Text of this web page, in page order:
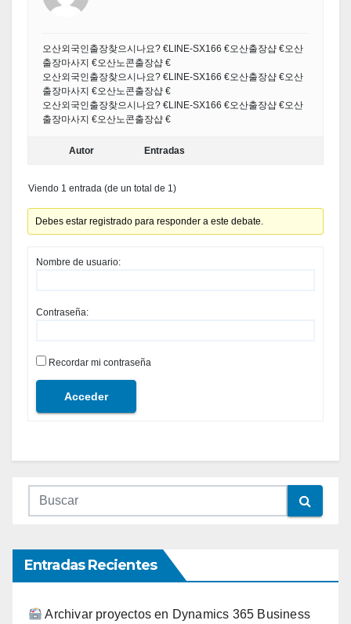
오산외국인출장찾으시나요? €LINE-SX166 €오산출장샵 €오산
출장마사지 €오산노콘출장샵 €
오산외국인출장찾으시나요? €LINE-SX166 €오산출장샵 €오산
출장마사지 €오산노콘출장샵 €
오산외국인출장찾으시나요? €LINE-SX166 €오산출장샵 €오산
출장마사지 €오산노콘출장샵 €
Autor Entradas
Viendo 1 entrada (de un total de 1)
Debes estar registrado para responder a este debate.
Nombre de usuario:
Contraseña:
Recordar mi contraseña
Acceder
Entradas Recientes
Archivar proyectos en Dynamics 365 Business